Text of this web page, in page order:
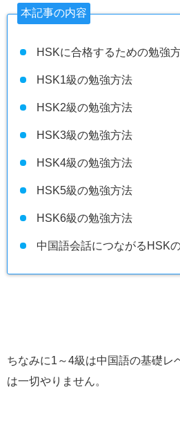
本記事の内容
HSKに合格するための勉強
HSK1級の勉強方法
HSK2級の勉強方法
HSK3級の勉強方法
HSK4級の勉強方法
HSK5級の勉強方法
HSK6級の勉強方法
中国語会話につながるHSK
ちなみに1～4級は中国語の基礎レ
は一切やりません。